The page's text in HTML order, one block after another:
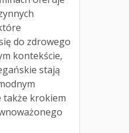
do zdrowego
kontekście,
stają
także krokiem